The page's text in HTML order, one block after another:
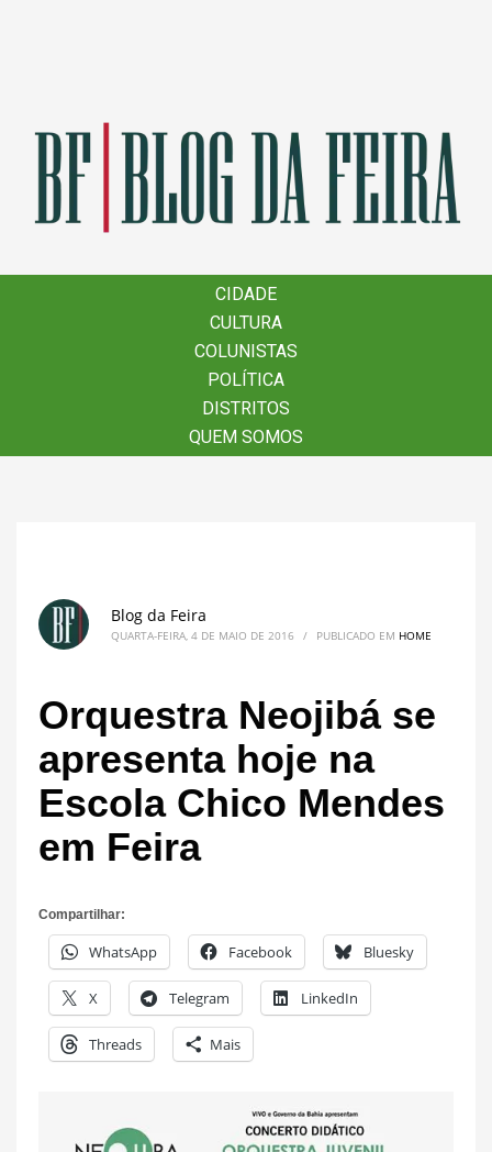
CIDADE
CULTURA
COLUNISTAS
POLÍTICA
DISTRITOS
QUEM SOMOS
CIDADE
CULTURA
COLUNISTAS
POLÍTICA
DISTRITOS
QUEM SOMOS
Blog da Feira
QUARTA-FEIRA, 4 DE MAIO DE 2016 / PUBLICADO EM HOME
Orquestra Neojibá se
apresenta hoje na
Escola Chico Mendes
em Feira
Compartilhar:
WhatsApp Facebook Bluesky
X Telegram LinkedIn
Threads Mais